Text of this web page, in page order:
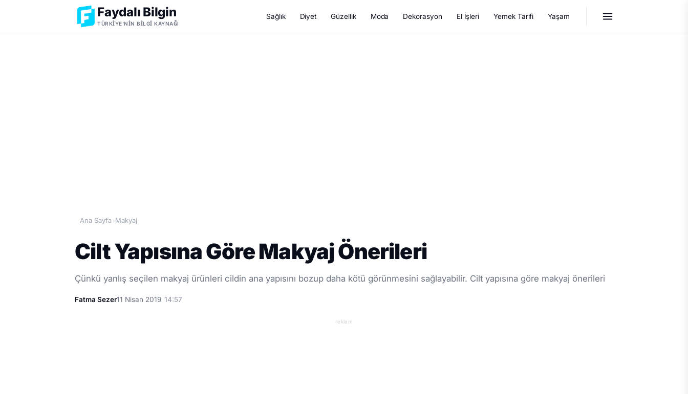
Faydalı Bilgin
TÜRKIYE'NIN BILGI KAYNAĞI
Sağlık Diyet Güzellik Moda Dekorasyon El İşleri Yemek Tarifi Yaşam
Ana Sayfa ›Makyaj
Cilt Yapısına Göre Makyaj Önerileri
Çünkü yanlış seçilen makyaj ürünleri cildin ana yapısını bozup daha kötü görünmesini sağlayabilir. Cilt yapısına göre makyaj önerileri
Fatma Sezer11 Nisan 2019 14:57
reklam